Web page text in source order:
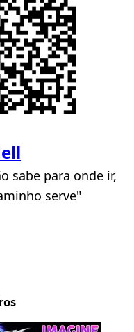
sabe para onde ir,
serve"